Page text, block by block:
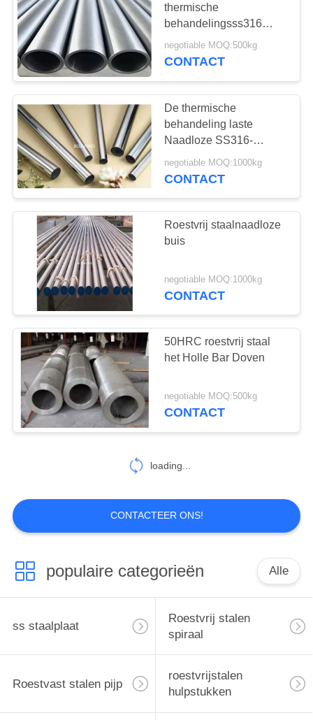
Inox flens
Roestvrij staaldraad
de plaat van het
legeringsstaal
De Rol van het
12
Gelegeerd staal pijp
19
thermische
behandelingsss316
Roestvrije staal laste
Naadloos
negotiable MOQ:500kg
CONTACT
De thermische
behandeling laste
Naadloze SS316-
Roestvrij staalpijp
negotiable MOQ:1000kg
CONTACT
Roestvrij staalnaadloze
buis
negotiable MOQ:1000kg
CONTACT
50HRC roestvrij staal
het Holle Bar Doven
negotiable MOQ:500kg
CONTACT
loading...
CONTACTEER ONS!
populaire categorieën Alle
ss staalplaat
Roestvrij stalen
spiraal
Roestvast stalen pijp
roestvrijstalen
hulpstukken